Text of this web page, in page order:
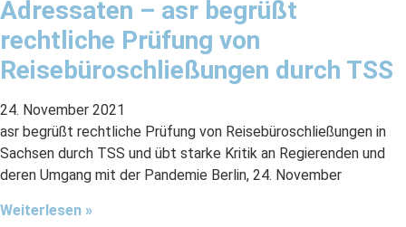
Adressaten – asr begrüßt
rechtliche Prüfung von
Reisebüroschließungen durch TSS
24. November 2021
asr begrüßt rechtliche Prüfung von Reisebüroschließungen in
Sachsen durch TSS und übt starke Kritik an Regierenden und
deren Umgang mit der Pandemie Berlin, 24. November
Weiterlesen »